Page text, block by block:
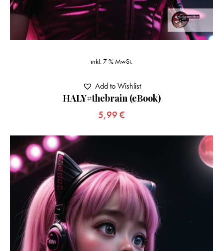
HALY#thebrain (eBook)
5,99 €
inkl. 7 % MwSt.
Add to Wishlist